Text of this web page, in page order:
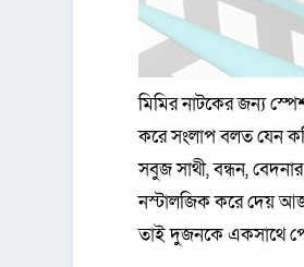
মিমির নাটকের জন্য
করে সংলাপ বলত যেন
সবুজ সাথী, বন্ধন,
নস্টালজিক করে দেয়
তাই দুজনকে একসাথে